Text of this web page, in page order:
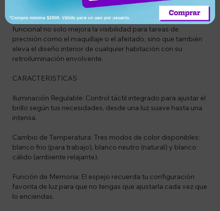
funciones táctiles avanzadas que permiten ajustar tanto la
intensidad como el tono de la luz. Su estética moderna y
funcional no solo mejora la visibilidad para tareas de
precisión como el maquillaje o el afeitado, sino que también
eleva el diseño interior de cualquier habitación con su
retroiluminación envolvente.
CARACTERISTICAS
Iluminación Regulable: Control táctil integrado para ajustar el
brillo según tus necesidades, desde una luz suave hasta una
intensa.
Cambio de Temperatura: Tres modos de color disponibles:
blanco frio (para trabajo), blanco neutro (natural) y blanco
cálido (ambiente relajante).
Función de Memoria: El espejo recuerda tu configuración
favorita de luz para que no tengas que ajustarla cada vez que
lo enciendas.